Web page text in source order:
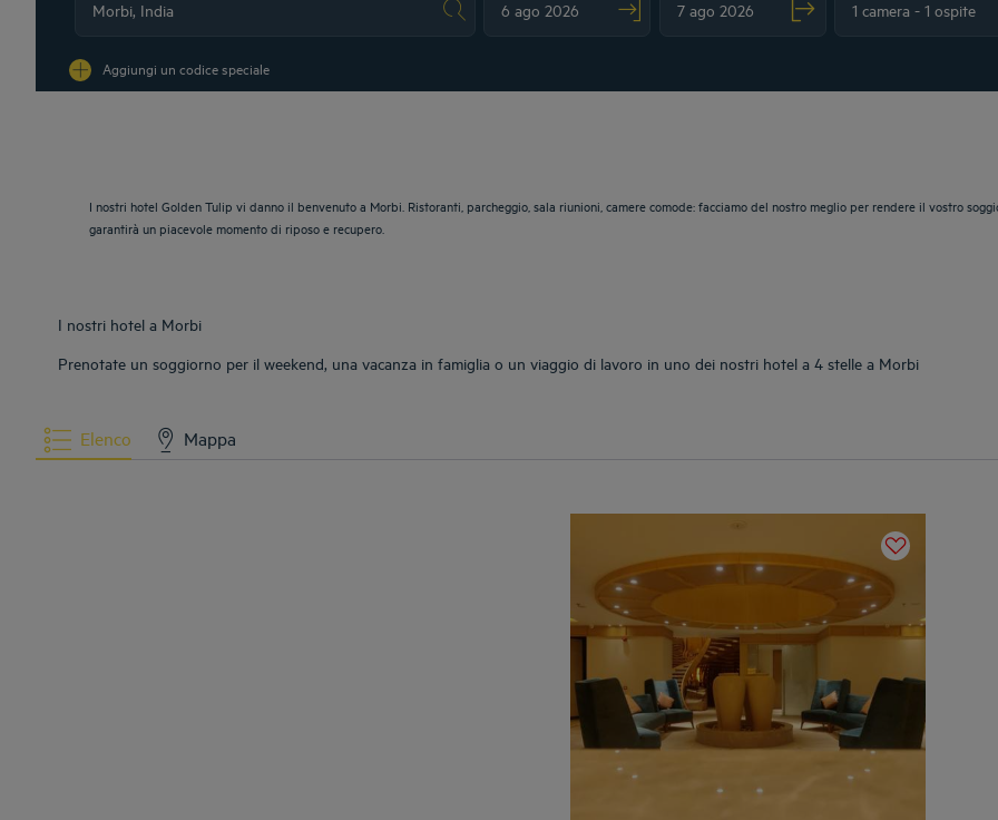
Aggiungi un codice speciale
I nostri hotel Golden Tulip vi danno il benvenuto a Morbi. Ristoranti, parcheggio, sala riunioni, camere comode: facciamo del nostro meglio per rendere il vostro
garantirà un piacevole momento di riposo e recupero.
I nostri hotel a Morbi
Prenotate un soggiorno per il weekend, una vacanza in famiglia o un viaggio di lavoro in uno dei nostri hotel a 4 stelle a Morbi
Elenco Mappa